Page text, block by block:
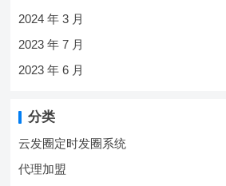
2024 年 3 月
2023 年 7 月
2023 年 6 月
分类
云发圈定时发圈系统
代理加盟